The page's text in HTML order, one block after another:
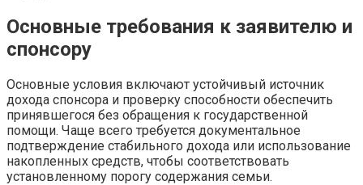
Основные требования к заявителю и
спонсору
Основные условия включают устойчивый источник
дохода спонсора и проверку способности обеспечить
принявшегося без обращения к государственной
помощи. Чаще всего требуется документальное
подтверждение стабильного дохода или использование
накопленных средств, чтобы соответствовать
установленному порогу содержания семьи.